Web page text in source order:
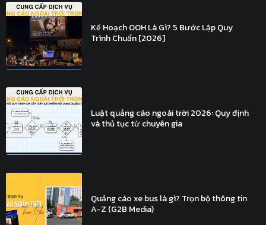
Kế Hoạch OOH Là Gì? 5 Bước Lập Quy
Trình Chuẩn [2026]
Luật quảng cáo ngoài trời 2026: Quy định
và thủ tục từ chuyên gia
Quảng cáo xe bus là gì? Trọn bộ thông tin
A-Z (G2B Media)